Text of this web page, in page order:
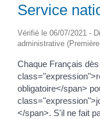
Service
Vérifié le 06/07/2021 -
administrative
Chaque Français
obligatoire</span>
</span>. S'il ne fait